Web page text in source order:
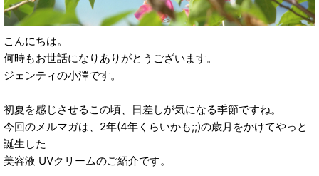
こんにちは。
何時もお世話になりありがとうございます。
ジェンティの小澤です。
初夏を感じさせるこの頃、日差しが気になる季節ですね。
今回のメルマガは、2年(4年くらいかも;;)の歳月をかけてやっと
誕生した
美容液 UVクリームのご紹介です。